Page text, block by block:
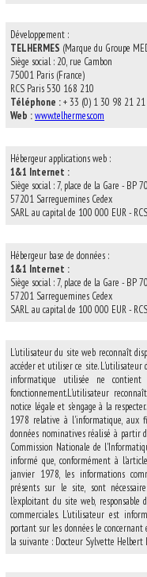
Développement :
TELHERMES (Marque du Groupe
Siège social : 20, rue Cambon
75001 Paris (France)
RCS Paris 530 168 210
Téléphone :+ 33 (0) 1 30 98 21 21
Web :www.telhermes.com
Hébergeur applications web :
1&1 Internet :
Siège social : 7, place de la Gare - BP
57201 Sarreguemines Cedex
SARL au capital de 100 000 EUR -
Hébergeur base de données :
1&1 Internet :
Siège social : 7, place de la Gare - BP
57201 Sarreguemines Cedex
SARL au capital de 100 000 EUR -
L'utilisateur du site web reconnaît
accéder et utiliser ce site.
informatique utilisée ne
fonctionnement.L'utilisateur
notice légale et s'engage à la
1978 relative à l'informatique, aux
données nominatives réalisé à partir
Commission Nationale de
informé que, conformément à
janvier 1978, les informations
présents sur le site, sont
l'exploitant du site web,
commerciales. L'utilisateur est
portant sur les données le
la suivante : Docteur Sylvette Helbert